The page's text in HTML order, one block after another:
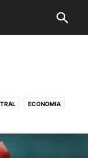
ECONOMIA
TECNOLOGIA